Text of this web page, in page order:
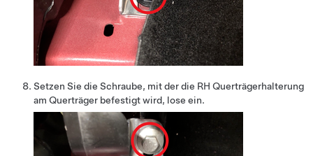
Setzen Sie die Schraube, mit der die RH Querträgerhalterung
am Querträger befestigt wird, lose ein.